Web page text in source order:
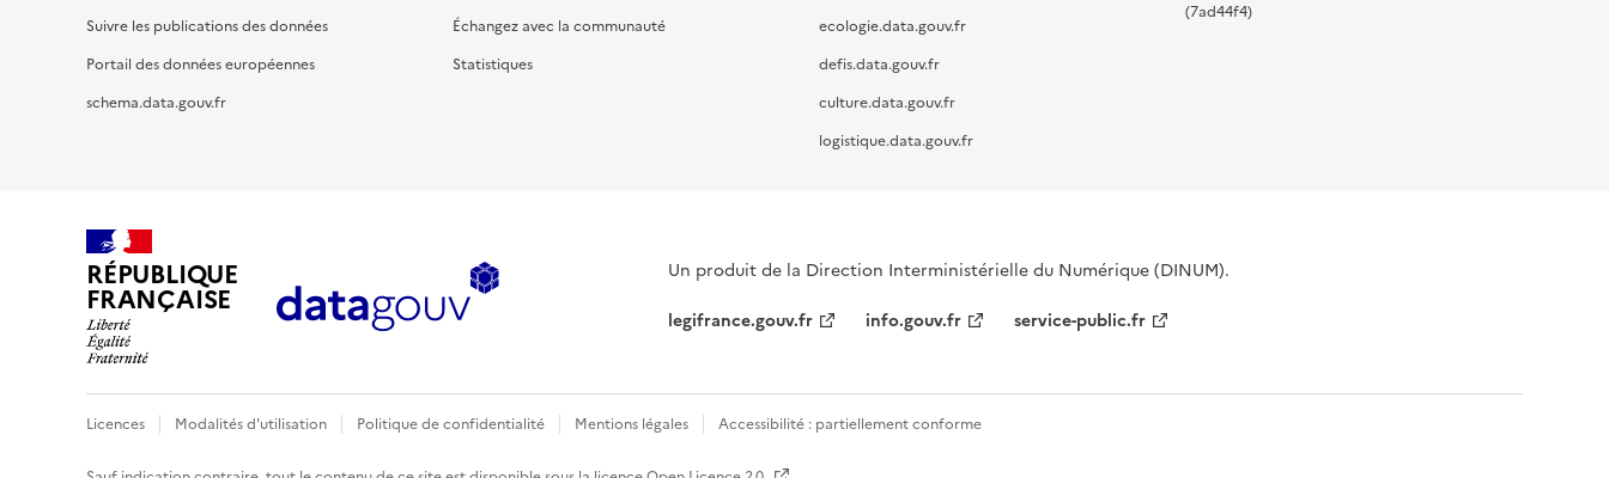
Suivre les publications des données
Portail des données européennes
schema.data.gouv.fr
Échangez avec la communauté
Statistiques
ecologie.data.gouv.fr
defis.data.gouv.fr
culture.data.gouv.fr
logistique.data.gouv.fr
(7ad44f4)
RÉPUBLIQUE
FRANÇAISE
Un produit de la Direction Interministérielle du Numérique (DINUM).
legifrance.gouv.fr
info.gouv.fr service-public.fr
Licences Modalités d'utilisation Politique de confidentialité Mentions légales Accessibilité : partiellement conforme